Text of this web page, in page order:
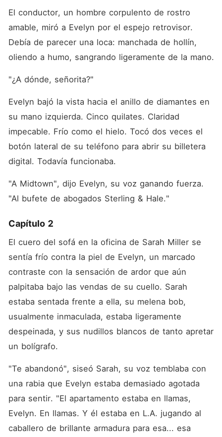
El conductor, un hombre corpulento de rostro
amable, miró a Evelyn por el espejo retrovisor.
Debía de parecer una loca: manchada de hollín,
oliendo a humo, sangrando ligeramente de la mano.
"¿A dónde, señorita?"
Evelyn bajó la vista hacia el anillo de diamantes en
su mano izquierda. Cinco quilates. Claridad
impecable. Frío como el hielo. Tocó dos veces el
botón lateral de su teléfono para abrir su billetera
digital. Todavía funcionaba.
"A Midtown", dijo Evelyn, su voz ganando fuerza.
"Al bufete de abogados Sterling & Hale."
Capítulo 2
El cuero del sofá en la oficina de Sarah Miller se
sentía frío contra la piel de Evelyn, un marcado
contraste con la sensación de ardor que aún
palpitaba bajo las vendas de su cuello. Sarah
estaba sentada frente a ella, su melena bob,
usualmente inmaculada, estaba ligeramente
despeinada, y sus nudillos blancos de tanto apretar
un bolígrafo.
"Te abandonó", siseó Sarah, su voz temblaba con
una rabia que Evelyn estaba demasiado agotada
para sentir. "El apartamento estaba en llamas,
Evelyn. En llamas. Y él estaba en L.A. jugando al
caballero de brillante armadura para esa... esa